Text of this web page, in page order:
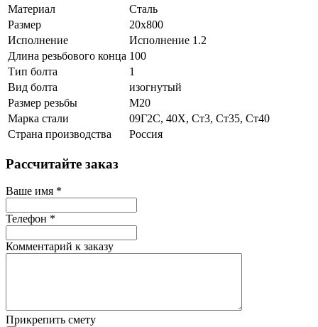
Материал
Сталь
Размер
20х800
Исполнение
Исполнение 1.2
Длина резьбового конца 100
Тип болта
1
Вид болта
изогнутый
Размер резьбы
М20
Марка стали
09Г2С, 40Х, Ст3, Ст35, Ст40
Страна производства
Россия
Рассчитайте заказ
Ваше имя *
Телефон *
Комментарий к заказу
Прикрепить смету